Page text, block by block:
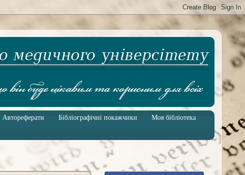
Автореферати Бібліографічні покажчики
Моя бібліотека